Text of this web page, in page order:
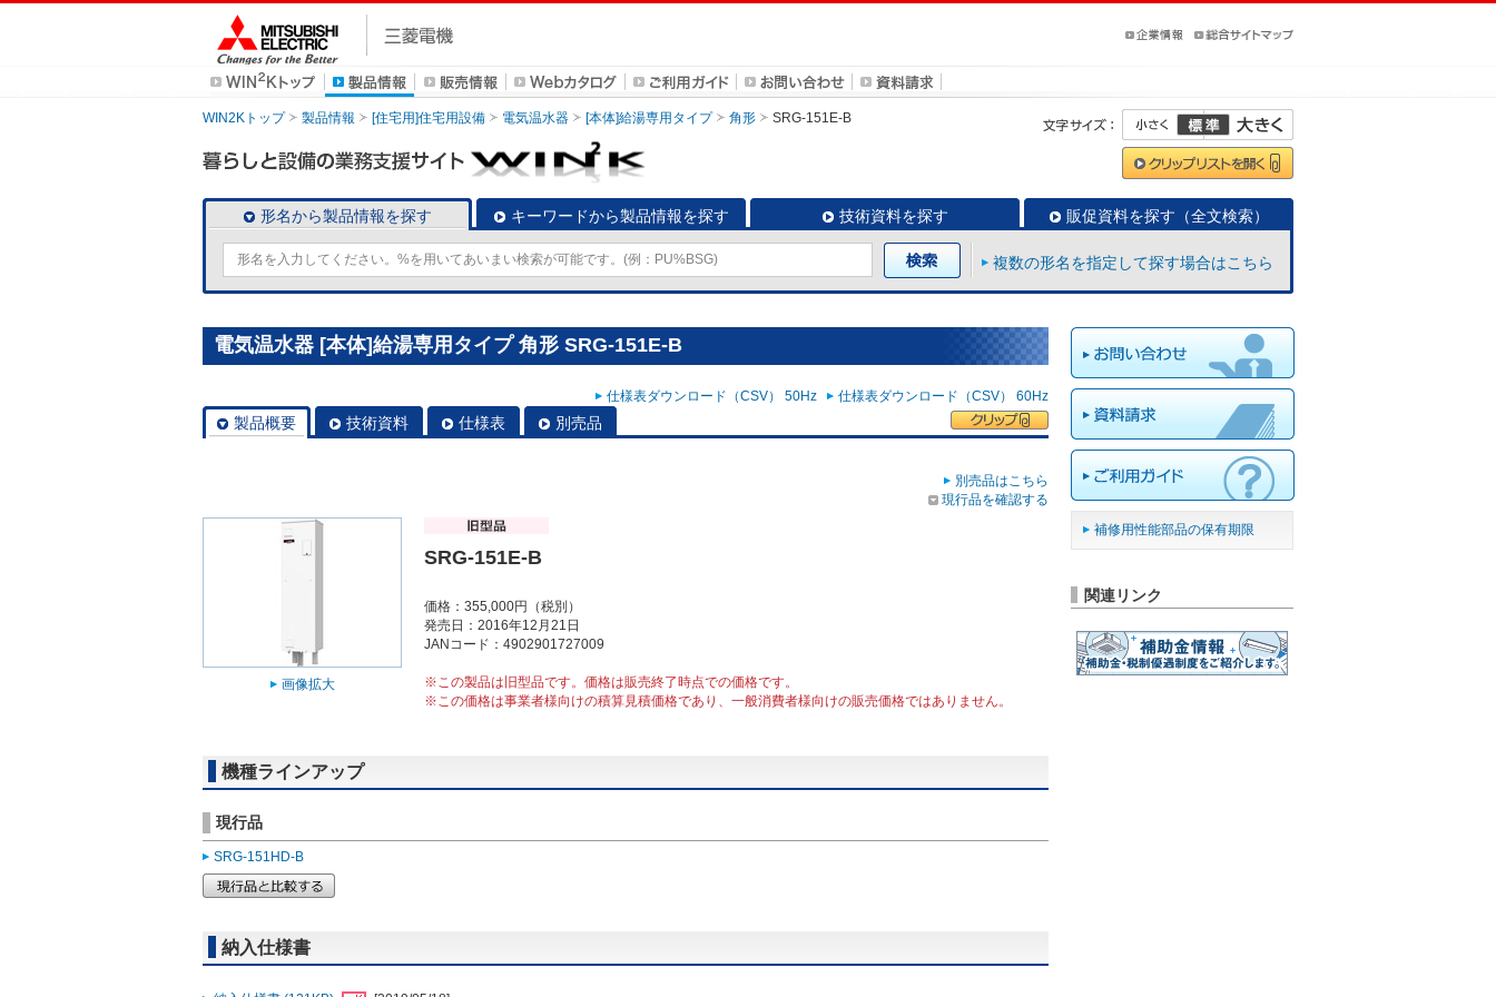
WIN2Kトップ 製品情報 [住宅用]住宅用設備 電気温水器 [本体]給湯専用タイプ 角形 SRG-151E-B
形名から製品情報を探す キーワードから製品情報を探す 技術資料を探す 販促資料を探す（全文検索）
複数の形名を指定して探す場合はこちら
電気温水器 [本体]給湯専用タイプ 角形 SRG-151E-B
仕様表ダウンロード（CSV） 50Hz 仕様表ダウンロード（CSV） 60Hz
製品概要 技術資料 仕様表 別売品
別売品はこちら
現行品を確認する
画像拡大
SRG-151E-B
価格：355,000円（税別）
発売日：2016年12月21日
JANコード：4902901727009
※この製品は旧型品です。価格は販売終了時点での価格です。
※この価格は事業者様向けの積算見積価格であり、一般消費者様向けの販売価格ではありません。
機種ラインアップ
現行品
SRG-151HD-B
納入仕様書
補修用性能部品の保有期限
関連リンク